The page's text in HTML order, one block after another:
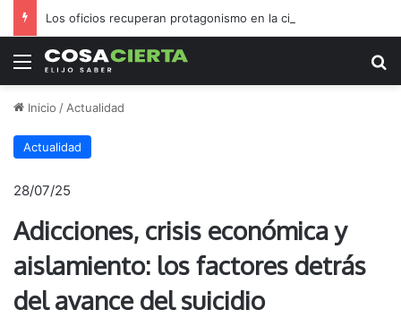
Los oficios recuperan protagonismo en la ciudad
Menú
Inicio / Actualidad
Actualidad
28/07/25
Adicciones, crisis económica y
aislamiento: los factores detrás
del avance del suicidio